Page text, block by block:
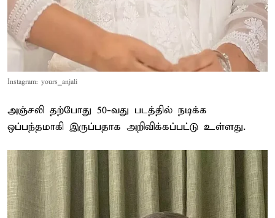
Instagram: yours_anjali
அஞ்சலி தற்போது 50-வது படத்தில் நடிக்க
ஒப்பந்தமாகி இருப்பதாக அறிவிக்கப்பட்டு உள்ளது.